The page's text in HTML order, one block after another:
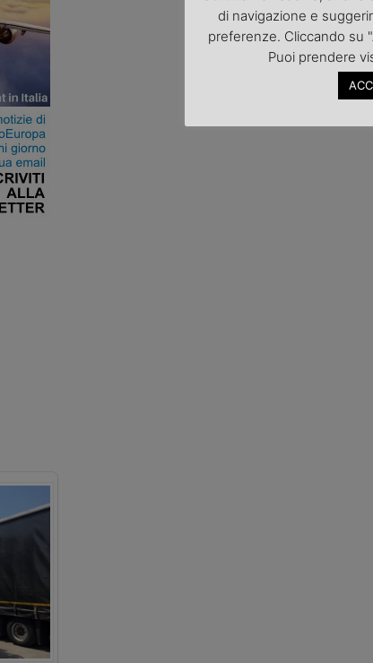
di navigazione e
preferenze. Cliccando su
Puoi prendere